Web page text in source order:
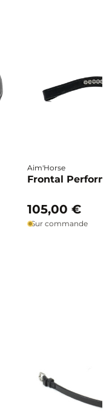
Aim'Horse
Frontal Perform
105,00 €
Sur commande